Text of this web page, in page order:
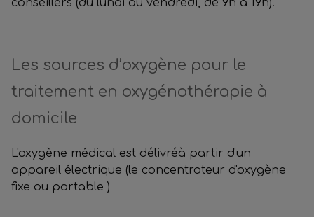
conseillers (du lundi au vendredi, de 9h à 19h).
Les sources d’oxygène pour le
traitement en oxygénothérapie à
domicile
L'oxygène médical est délivréà partir d'un
appareil électrique (le concentrateur d'oxygène
fixe ou portable )